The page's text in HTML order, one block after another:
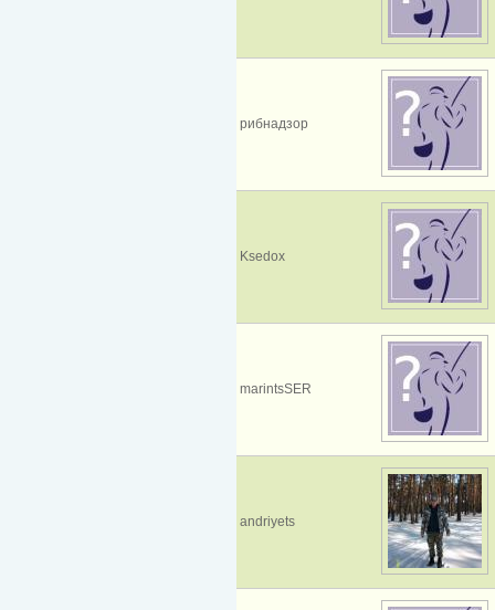
рибнадзор
Ksedox
marintsSER
andriyets